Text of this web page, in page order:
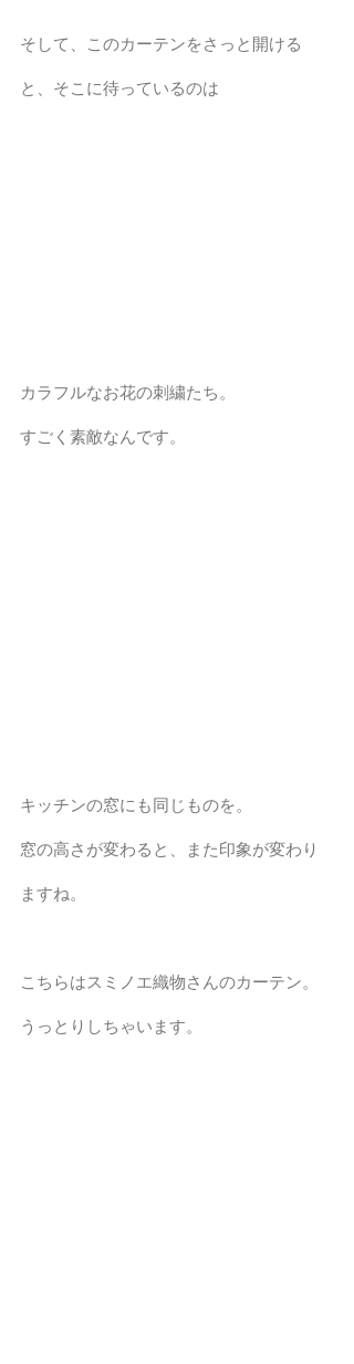
そして、このカーテンをさっと開ける
と、そこに待っているのは
カラフルなお花の刺繍たち。
すごく素敵なんです。
キッチンの窓にも同じものを。
窓の高さが変わると、また印象が変わり
ますね。
こちらはスミノエ織物さんのカーテン。
うっとりしちゃいます。